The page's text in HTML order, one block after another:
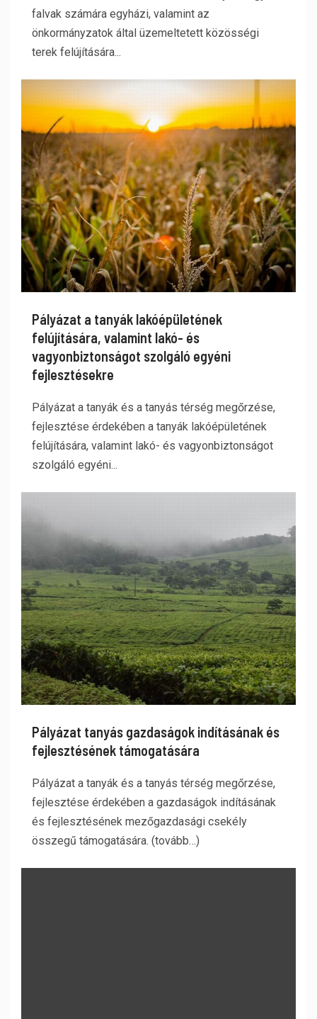
falvak számára egyházi, valamint az
önkormányzatok által üzemeltetett közösségi
terek felújítására...
Pályázat a tanyák lakóépületének
felújítására, valamint lakó- és
vagyonbiztonságot szolgáló egyéni
fejlesztésekre
Pályázat a tanyák és a tanyás térség megőrzése,
fejlesztése érdekében a tanyák lakóépületének
felújítására, valamint lakó- és vagyonbiztonságot
szolgáló egyéni...
Pályázat tanyás gazdaságok indításának és
fejlesztésének támogatására
Pályázat a tanyák és a tanyás térség megőrzése,
fejlesztése érdekében a gazdaságok indításának
és fejlesztésének mezőgazdasági csekély
összegű támogatására. (tovább…)